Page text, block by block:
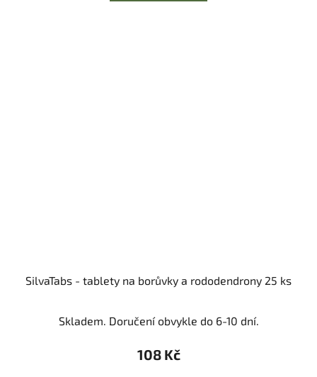
SilvaTabs - tablety na borůvky a rododendrony 25 ks
Skladem. Doručení obvykle do 6-10 dní.
108 Kč